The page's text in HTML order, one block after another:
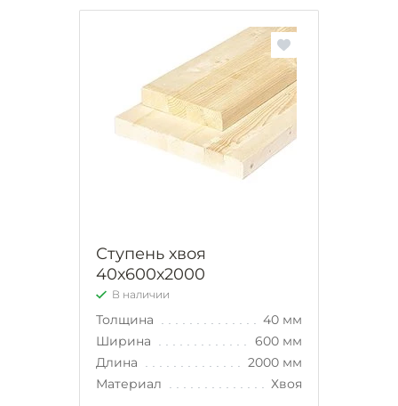
Ступень хвоя
40х600х2000
В наличии
Толщина
40 мм
Ширина
600 мм
Длина
2000 мм
Материал
Хвоя